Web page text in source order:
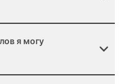
я могу